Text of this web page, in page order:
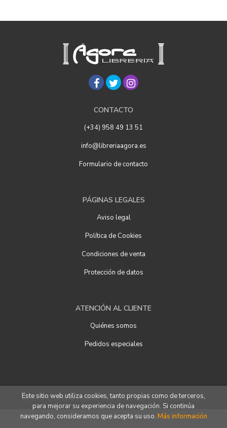
CONTACTO
(+34) 958 49 13 51
info@libreriaagora.es
Formulario de contacto
PÁGINAS LEGALES
Aviso legal
Política de Cookies
Condiciones de venta
Protección de datos
ATENCIÓN AL CLIENTE
Quiénes somos
Pedidos especiales
2026 ©Librería Ágora. Todos los Derechos Reservados
Este sitio web utiliza cookies, tanto propias como de terceros,
para mejorar su experiencia de navegación. Si continúa
navegando, consideramos que acepta su uso. Más información